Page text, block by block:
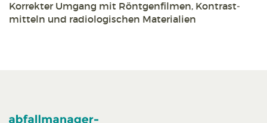
Korrekter Umgang mit Röntgen­filmen, Kontrast­
mitteln und radiologischen Materialien